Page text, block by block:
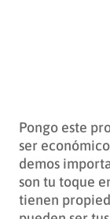
Pongo este
ser
demos
son tu toque
tienen